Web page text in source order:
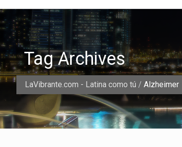
LaVibrante.com - Latina como tú / Alzheimer
Tag Archives